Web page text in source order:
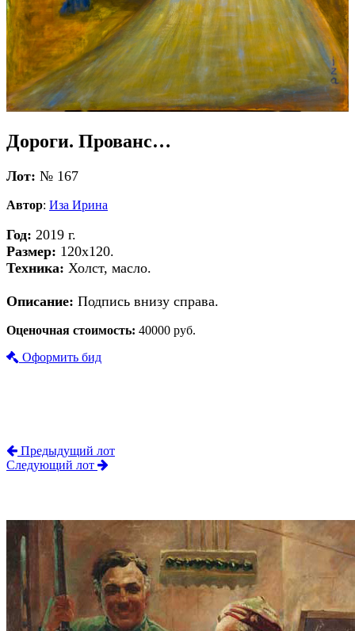
Дороги. Прованс…
Лот: № 167
Автор: Иза Ирина
Год: 2019 г.
Размер: 120х120.
Техника: Холст, масло.
Описание: Подпись внизу справа.
Оценочная стоимость: 40000 руб.
Оформить бид
Предыдущий лот
Следующий лот